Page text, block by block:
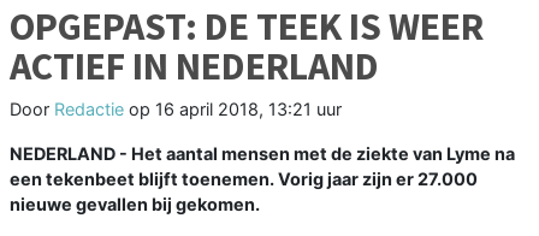
OPGEPAST: DE TEEK IS WEER
ACTIEF IN NEDERLAND
Door Redactie op 16 april 2018, 13:21 uur
NEDERLAND - Het aantal mensen met de ziekte van Lyme na
een tekenbeet blijft toenemen. Vorig jaar zijn er 27.000
nieuwe gevallen bij gekomen.